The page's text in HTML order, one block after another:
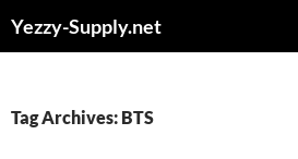
Yezzy-Supply.net
Tag Archives: BTS